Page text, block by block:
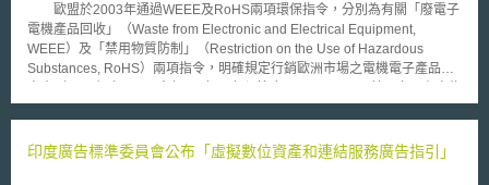
準，並保持編輯獨立性，且每年營收須超過15萬澳元。雖然目前草案只適用
於Google及Facebook，但未來也可能有其他數位平台列入適用範圍。
澳洲財政部長Josh Frydenberg表示，此準則設立的目的，是為了保護媒體
公司著作內容的原創性，並確保業者能獲得合理的報酬，若Google及
議會通過後正式生效。由ACCC負責執行並管理該準則，而新聞媒體業者的
歐盟於2003年通過WEEE及RoHS兩項環保指令，分別為有關「廢電子
電機產品回收」（Waste from Electronic and Electrical Equipment,
WEEE）及「禁用物質防制」（Restriction on the Use of Hazardous
Substances, RoHS）兩項指令，明確規定行銷歐洲市場之電機電子產品，
質(鉛、鎘、汞、六價鉻、PBB及PBDE) 兩指令之規定，才能進入歐洲市
致污染環境，同時部分材料還要能回收再利用；RoHS旨在規範產品的上游
印度廣告標準委員會公布「虛擬數位資產和連結服務廣告指引」